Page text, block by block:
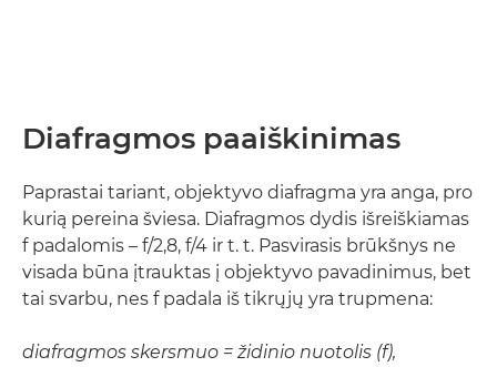
Diafragmos paaiškinimas
Paprastai tariant, objektyvo diafragma yra anga, pro
kurią pereina šviesa. Diafragmos dydis išreiškiamas
f padalomis – f/2,8, f/4 ir t. t. Pasvirasis brūkšnys ne
visada būna įtrauktas į objektyvo pavadinimus, bet
tai svarbu, nes f padala iš tikrųjų yra trupmena:
diafragmos skersmuo = židinio nuotolis (f),